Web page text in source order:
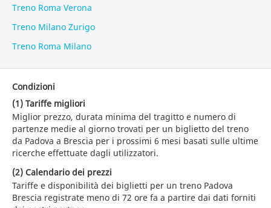
Treno Roma Verona
Treno Milano Zurigo
Treno Roma Milano
Condizioni
(1) Tariffe migliori
Miglior prezzo, durata minima del tragitto e numero di
partenze medie al giorno trovati per un biglietto del treno
da Padova a Brescia per i prossimi 6 mesi basati sulle ultime
ricerche effettuate dagli utilizzatori.
(2) Calendario dei prezzi
Tariffe e disponibilità dei biglietti per un treno Padova
Brescia registrate meno di 72 ore fa a partire dai dati forniti